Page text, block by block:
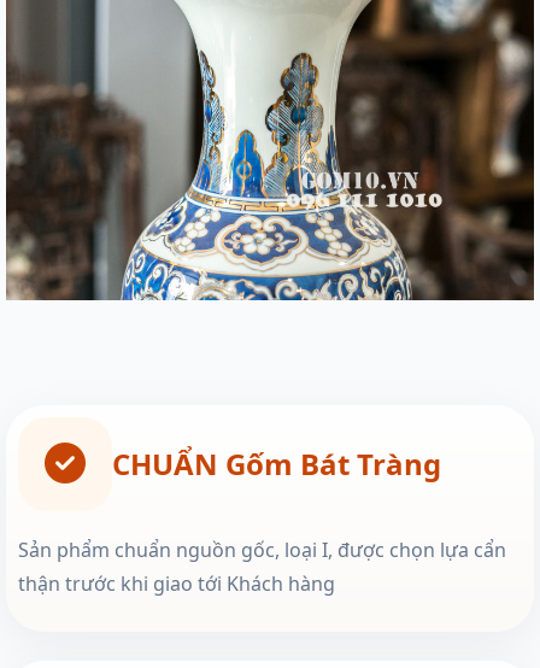
CHUẨN Gốm Bát Tràng
Sản phẩm chuẩn nguồn gốc, loại I, được chọn lựa cẩn
thận trước khi giao tới Khách hàng